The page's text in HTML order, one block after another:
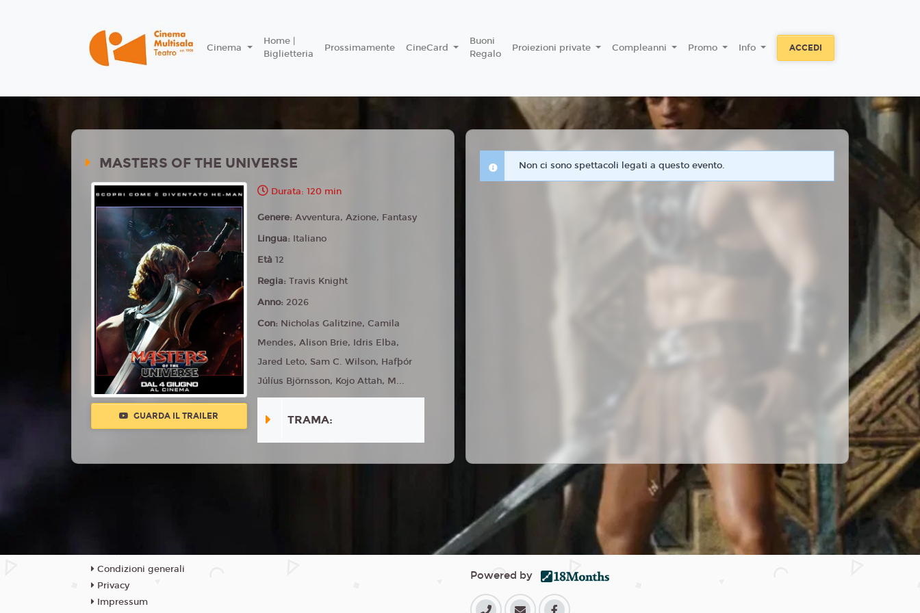
Cinema
Home |
Biglietteria
Prossimamente CineCard
Buoni
Regalo
Proiezioni private Compleanni Promo Info ACCEDI
MASTERS OF THE UNIVERSE
GUARDA IL TRAILER
Durata: 120 min
Genere:Avventura, Azione, Fantasy
Lingua: Italiano
Età12
Regia:Travis Knight
Anno:2026
Con: Nicholas Galitzine, Camila
Mendes, Alison Brie, Idris Elba,
Jared Leto, Sam C. Wilson, Hafþór
Júlíus Björnsson, Kojo Attah, M...
TRAMA:
Non ci sono spettacoli legati a questo evento.
Condizioni generali
Privacy
Impressum
Powered by